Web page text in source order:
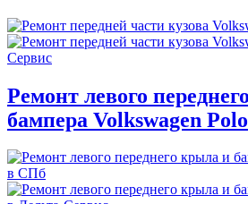
Ремонт левого
бампера Volkswagen Polo